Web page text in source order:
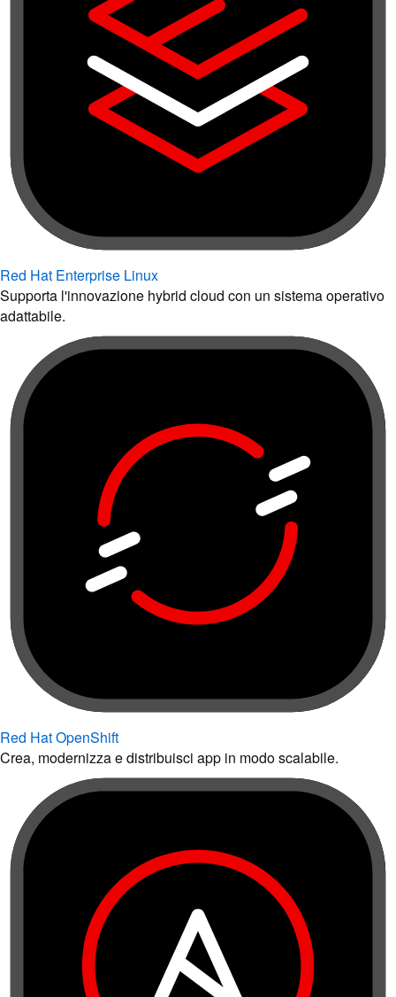
Red Hat Enterprise Linux
Supporta l'innovazione hybrid cloud con un sistema operativo
adattabile.
Red Hat OpenShift
Crea, modernizza e distribuisci app in modo scalabile.